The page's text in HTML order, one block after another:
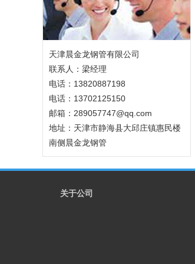
天津晨金龙钢管有限公司
联系人：梁经理
电话：13820887198
电话：13702125150
邮箱：289057747@qq.com
地址：天津市静海县大邱庄镇惠民楼
南侧晨金龙钢管
关于公司